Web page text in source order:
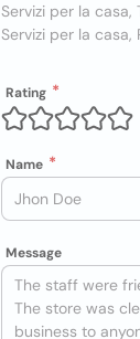
Servizi per la casa,
Servizi per la casa,
Rating
Name
Message